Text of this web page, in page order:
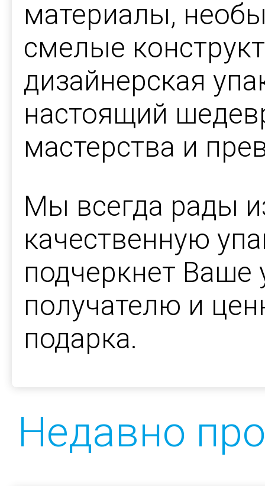
материалы,
смелые
дизайнерская
настоящий
мастерства и
Мы всегда рады
качественную
подчеркнет Ваше
получателю и
подарка.
Недавно